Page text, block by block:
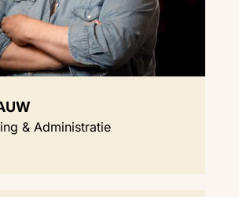
& Administratie